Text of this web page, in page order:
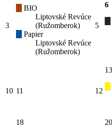
3
BIO
Liptovské Revúce
(Ružomberok)
Papier
Liptovské Revúce
(Ružomberok)
5
6
10 11 12
13
18
20